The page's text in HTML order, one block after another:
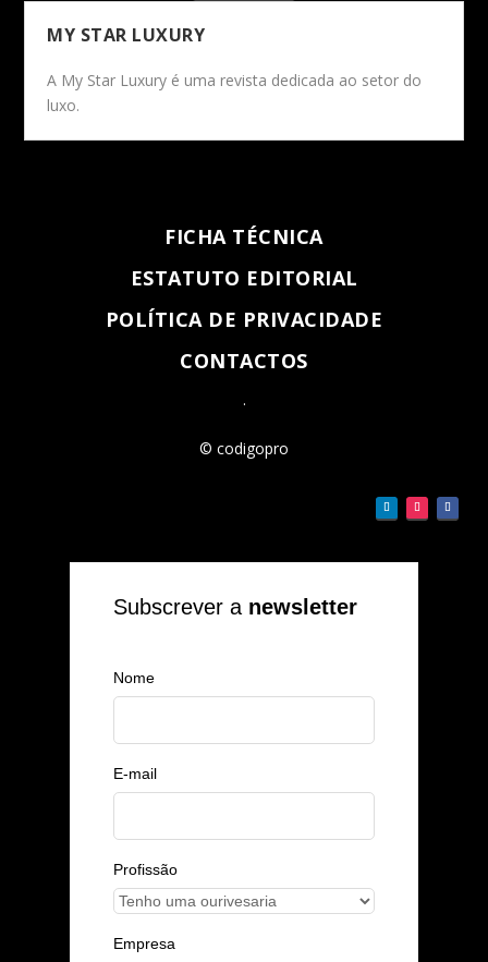
MY STAR LUXURY
A My Star Luxury é uma revista dedicada ao setor do
luxo.
FICHA TÉCNICA
ESTATUTO EDITORIAL
POLÍTICA DE PRIVACIDADE
CONTACTOS
.
© codigopro
Subscrever a newsletter
Nome
E-mail
Profissão
Empresa